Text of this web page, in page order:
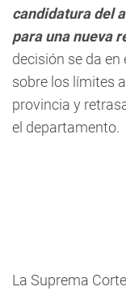
candidatura del
para una nueva
decisión se da en
sobre los límites
provincia y
el departamento.
La Suprema